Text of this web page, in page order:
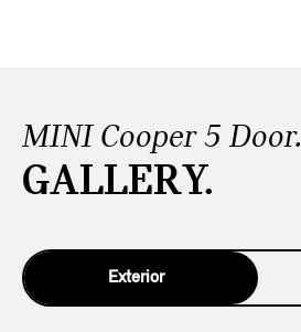
MINI Cooper 5 Door.
GALLERY.
Exterior